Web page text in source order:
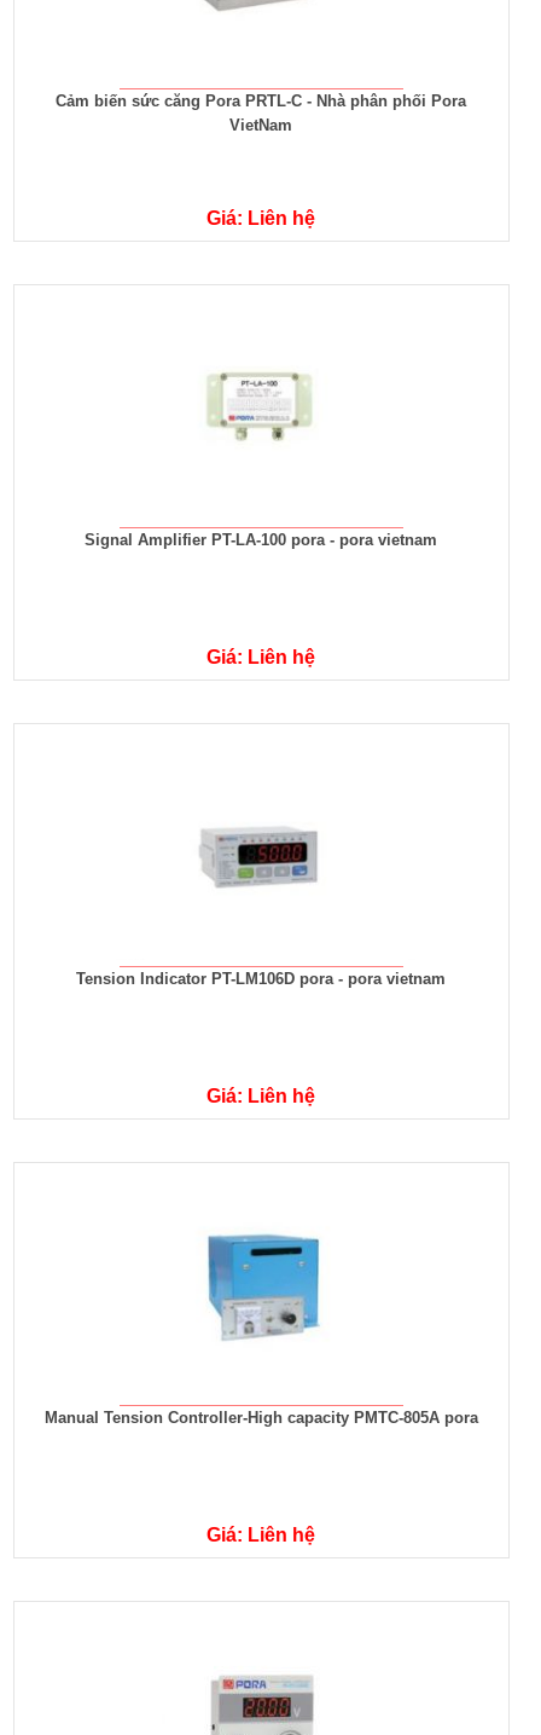
Cảm biến sức căng Pora PRTL-C - Nhà phân phối Pora
VietNam
Giá: Liên hệ
Signal Amplifier PT-LA-100 pora - pora vietnam
Giá: Liên hệ
Tension Indicator PT-LM106D pora - pora vietnam
Giá: Liên hệ
Manual Tension Controller-High capacity PMTC-805A pora
Giá: Liên hệ